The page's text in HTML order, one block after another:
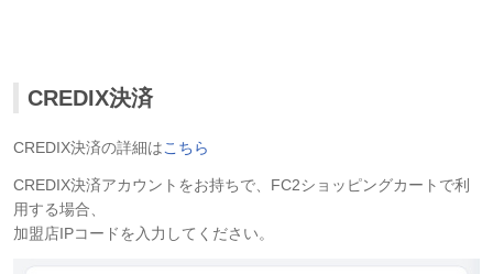
CREDIX決済
CREDIX決済の詳細はこちら
CREDIX決済アカウントをお持ちで、FC2ショッピングカートで利
用する場合、
加盟店IPコードを入力してください。